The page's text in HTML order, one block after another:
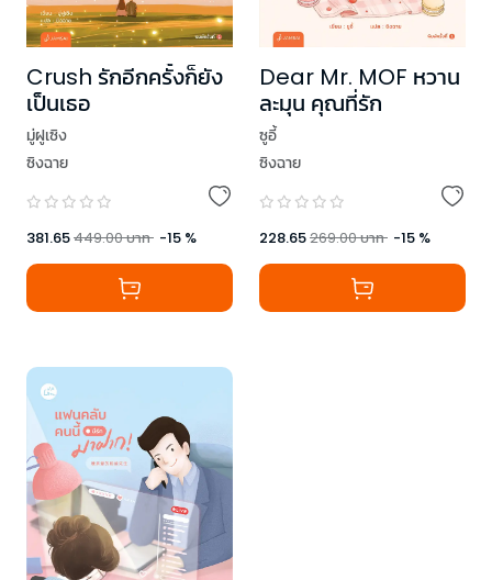
Crush รักอีกครั้งก็ยัง
เป็นเธอ
มู่ฝูเซิง
ซิงฉาย
381.65449.00บาท -15 %
Dear Mr. MOF หวาน
ละมุน คุณที่รัก
ซูอี้
ซิงฉาย
228.65269.00บาท -15 %